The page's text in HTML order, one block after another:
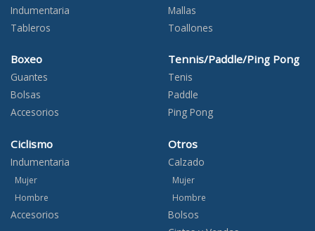
Indumentaria
Tableros
Boxeo
Guantes
Bolsas
Accesorios
Ciclismo
Indumentaria
Mujer
Hombre
Accesorios
Mallas
Toallones
Tennis/Paddle/Ping Pong
Tenis
Paddle
Ping Pong
Otros
Calzado
Mujer
Hombre
Bolsos